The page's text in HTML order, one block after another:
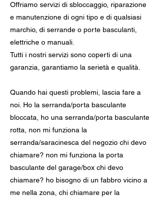
Offriamo servizi di sbloccaggio, riparazione
e manutenzione di ogni tipo e di qualsiasi
marchio, di serrande o porte basculanti,
elettriche o manuali.
Tutti i nostri servizi sono coperti di una
garanzia, garantiamo la serietà e qualità.
Quando hai questi problemi, lascia fare a
noi. Ho la serranda/porta basculante
bloccata, ho una serranda/porta basculante
rotta, non mi funziona la
serranda/saracinesca del negozio chi devo
chiamare? non mi funziona la porta
basculante del garage/box chi devo
chiamare? ho bisogno di un fabbro vicino a
me nella zona, chi chiamare per la